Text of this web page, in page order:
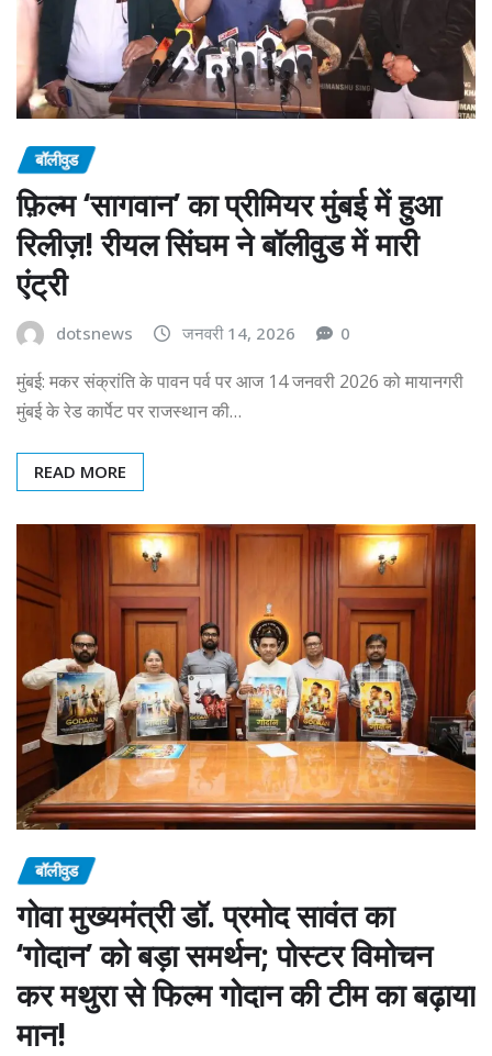
बॉलीवुड
फ़िल्म ‘सागवान’ का प्रीमियर मुंबई में हुआ
रिलीज़! रीयल सिंघम ने बॉलीवुड में मारी
एंट्री
dotsnews जनवरी 14, 2026 0
मुंबई: मकर संक्रांति के पावन पर्व पर आज 14 जनवरी 2026 को मायानगरी
मुंबई के रेड कार्पेट पर राजस्थान की…
READ MORE
बॉलीवुड
गोवा मुख्यमंत्री डॉ. प्रमोद सावंत का
‘गोदान’ को बड़ा समर्थन; पोस्टर विमोचन
कर मथुरा से फिल्म गोदान की टीम का बढ़ाया
मान!